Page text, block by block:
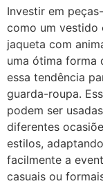
Investir em
como um vestido
jaqueta com
uma ótima forma
essa tendência
guarda-roupa.
podem ser
diferentes
estilos,
facilmente a
casuais ou